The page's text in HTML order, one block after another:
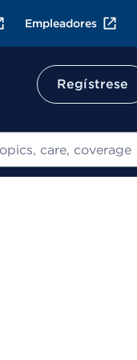
Empleadores
Regístrese